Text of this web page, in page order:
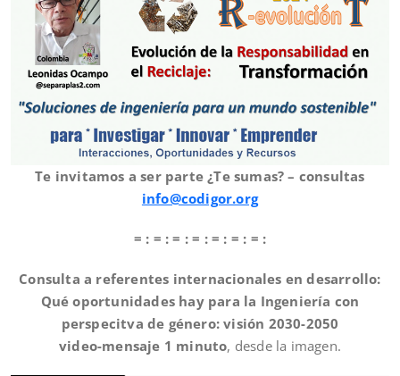
Te invitamos a ser parte ¿Te sumas? – consultas
info@codigor.org
= : = : = : = : = : = : = :
Consulta a referentes internacionales en desarrollo:
Qué oportunidades hay para la Ingeniería con
perspecitva de género: visión 2030-2050
video-mensaje 1 minuto, desde la imagen.